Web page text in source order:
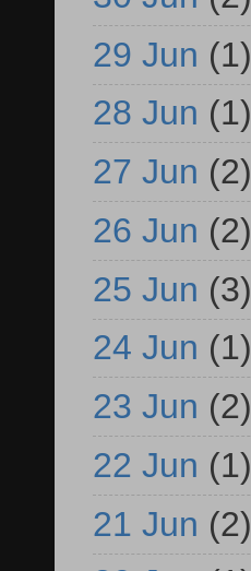
29 Jun (1)
28 Jun (1)
27 Jun (2)
26 Jun (2)
25 Jun (3)
24 Jun (1)
23 Jun (2)
22 Jun (1)
21 Jun (2)